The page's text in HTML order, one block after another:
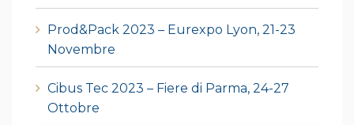
Prod&Pack 2023 – Eurexpo Lyon, 21-23
Novembre
Cibus Tec 2023 – Fiere di Parma, 24-27
Ottobre